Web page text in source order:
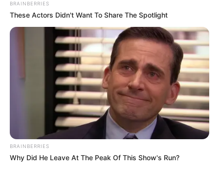
BRAINBERRIES
These Actors Didn't Want To Share The Spotlight
BRAINBERRIES
Why Did He Leave At The Peak Of This Show's Run?